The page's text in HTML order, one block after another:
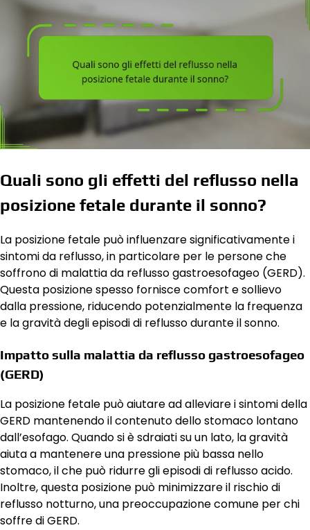
Quali sono gli effetti del reflusso nella
posizione fetale durante il sonno?
La posizione fetale può influenzare significativamente i
sintomi da reflusso, in particolare per le persone che
soffrono di malattia da reflusso gastroesofageo (GERD).
Questa posizione spesso fornisce comfort e sollievo
dalla pressione, riducendo potenzialmente la frequenza
e la gravità degli episodi di reflusso durante il sonno.
Impatto sulla malattia da reflusso gastroesofageo
(GERD)
La posizione fetale può aiutare ad alleviare i sintomi della
GERD mantenendo il contenuto dello stomaco lontano
dall’esofago. Quando si è sdraiati su un lato, la gravità
aiuta a mantenere una pressione più bassa nello
stomaco, il che può ridurre gli episodi di reflusso acido.
Inoltre, questa posizione può minimizzare il rischio di
reflusso notturno, una preoccupazione comune per chi
soffre di GERD.